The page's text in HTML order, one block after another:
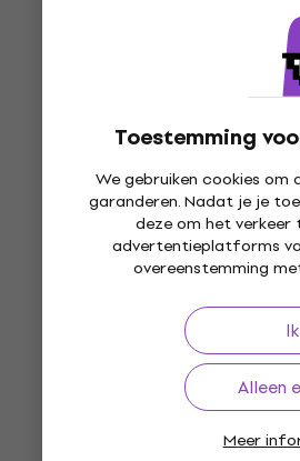
Toestemming
We gebruiken cookies
garanderen. Nadat je je
deze om het verkeer
advertentieplatforms
overeenstemming
Alleen
Meer